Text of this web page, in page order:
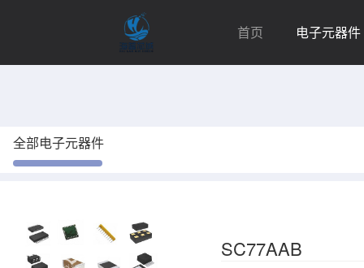
首页 电子元器件
全部电子元器件
SC77AAB